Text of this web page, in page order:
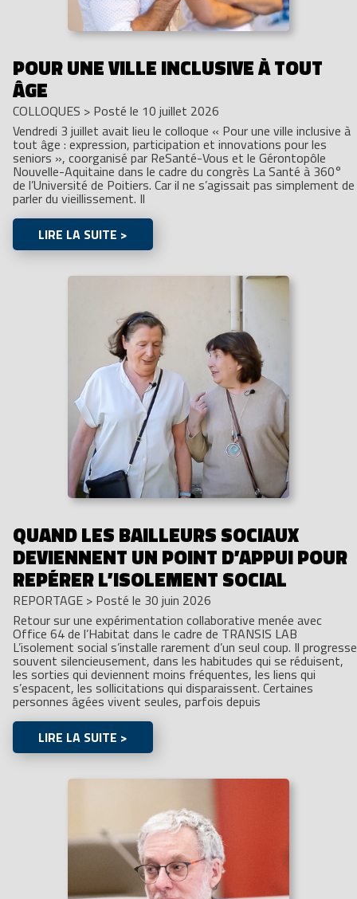
POUR UNE VILLE INCLUSIVE À TOUT
ÂGE
COLLOQUES > Posté le 10 juillet 2026
Vendredi 3 juillet avait lieu le colloque « Pour une ville inclusive à
tout âge : expression, participation et innovations pour les
seniors », coorganisé par ReSanté-Vous et le Gérontopôle
Nouvelle-Aquitaine dans le cadre du congrès La Santé à 360°
de l’Université de Poitiers. Car il ne s’agissait pas simplement de
parler du vieillissement. Il
LIRE LA SUITE >
QUAND LES BAILLEURS SOCIAUX
DEVIENNENT UN POINT D’APPUI POUR
REPÉRER L’ISOLEMENT SOCIAL
REPORTAGE > Posté le 30 juin 2026
Retour sur une expérimentation collaborative menée avec
Office 64 de l’Habitat dans le cadre de TRANSIS LAB
L’isolement social s’installe rarement d’un seul coup. Il progresse
souvent silencieusement, dans les habitudes qui se réduisent,
les sorties qui deviennent moins fréquentes, les liens qui
s’espacent, les sollicitations qui disparaissent. Certaines
personnes âgées vivent seules, parfois depuis
LIRE LA SUITE >